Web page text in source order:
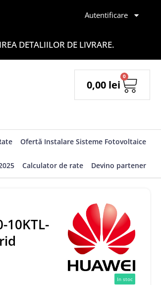
Autentificare
DETALIILOR DE LIVRARE.
0,00 lei
0
Ofertă Instalare Sisteme Fotovoltaice
Calculator de rate Devino partener
10KTL-
In stoc